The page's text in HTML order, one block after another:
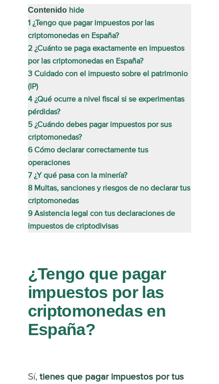
Contenido hide
1 ¿Tengo que pagar impuestos por las
criptomonedas en España?
2 ¿Cuánto se paga exactamente en impuestos
por las criptomonedas en España?
3 Cuidado con el impuesto sobre el patrimonio
(IP)
4 ¿Qué ocurre a nivel fiscal si se experimentas
pérdidas?
5 ¿Cuándo debes pagar impuestos por sus
criptomonedas?
6 Cómo declarar correctamente tus
operaciones
7 ¿Y qué pasa con la minería?
8 Multas, sanciones y riesgos de no declarar tus
criptomonedas
9 Asistencia legal con tus declaraciones de
impuestos de criptodivisas
¿Tengo que pagar
impuestos por las
criptomonedas en
España?
Sí, tienes que pagar impuestos por tus